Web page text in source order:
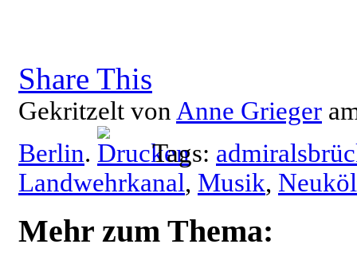
Share This
Gekritzelt von Anne Grieger
Berlin. Tags:
Landwehrkanal, Musik,
Mehr zum Thema: